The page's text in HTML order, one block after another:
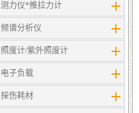
测力仪*推拉力计
频谱分析仪
照度计/紫外照度计
电子负载
探伤耗材